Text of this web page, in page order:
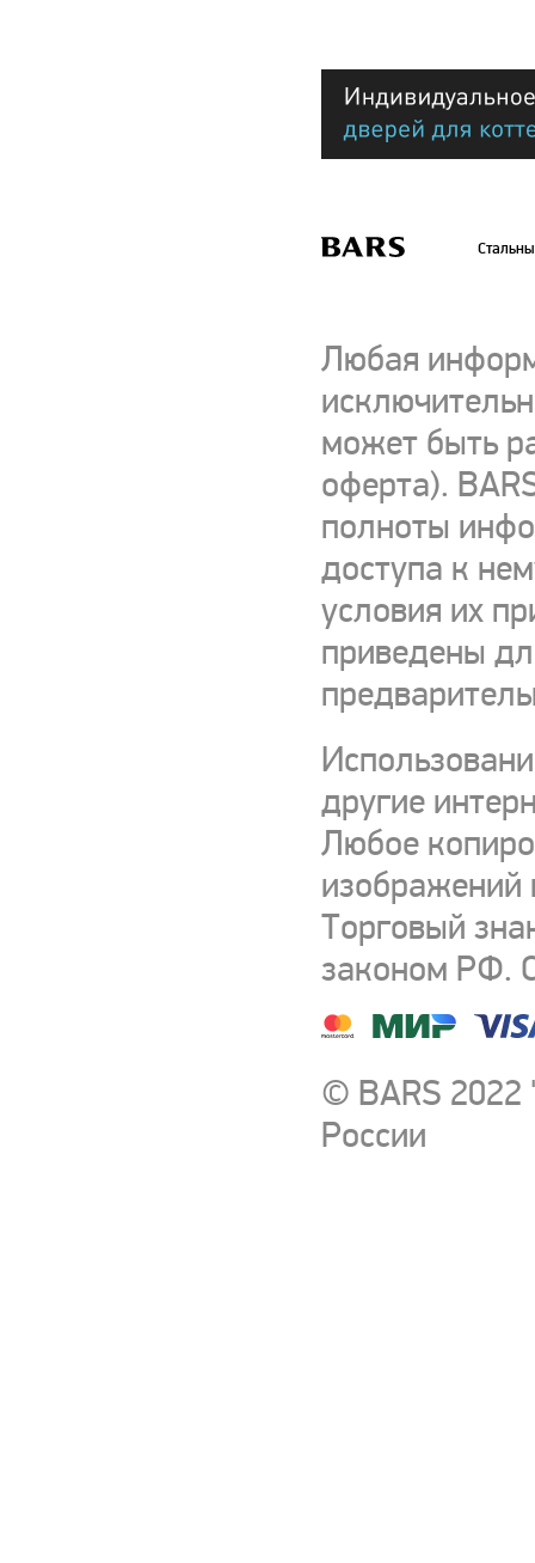
Любая
может быть
оферта).
полноты
доступа к
условия их
приведены
другие
Любое
изображений
Торговый
законом РФ.
© BARS
России